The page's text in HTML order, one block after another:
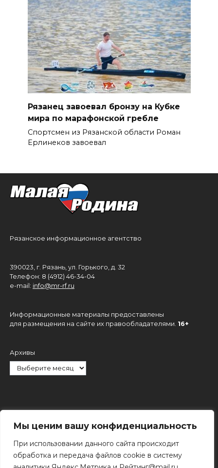
Мы ценим вашу конфиденциальность
При использовании данного сайта происходит
обработка и передача файлов cookie в систему
Рязанец завоевал бронзу на Кубке
мира по марафонской гребле
Спортсмен из Рязанской области Роман
Ерлинеков завоевал
Рязанское информационное агентство
390023, г. Рязань, ул. Горького, д. 32
Телефон: 8 (4912) 46-34-04
e-mail: info@mr-rf.ru
Информационные материалы предоставлены
для размещения на сайте их правообладателями. 16+
Архивы